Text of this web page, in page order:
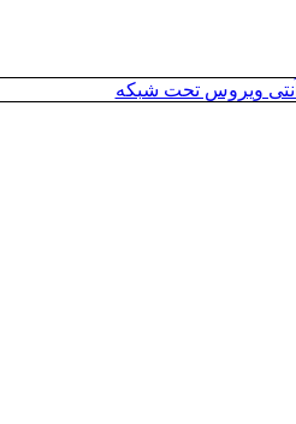
آنتی ویروس تحت شبکه